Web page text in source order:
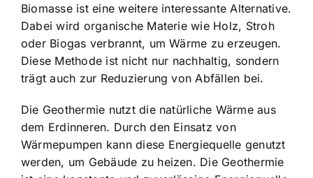
Biomasse ist eine weitere interessante Alternative.
Dabei wird organische Materie wie Holz, Stroh
oder Biogas verbrannt, um Wärme zu erzeugen.
Diese Methode ist nicht nur nachhaltig, sondern
trägt auch zur Reduzierung von Abfällen bei.
Die Geothermie nutzt die natürliche Wärme aus
dem Erdinneren. Durch den Einsatz von
Wärmepumpen kann diese Energiequelle genutzt
werden, um Gebäude zu heizen. Die Geothermie